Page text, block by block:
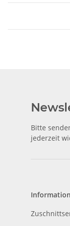
Bitte
jederzeit